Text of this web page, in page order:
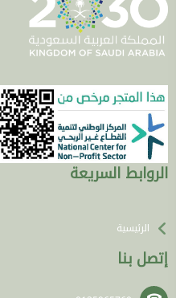
الروابط السريعة
الرئيسية
إتصل بنا